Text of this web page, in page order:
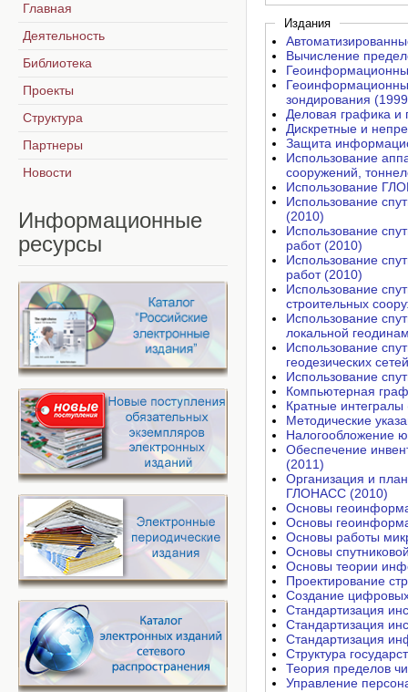
Издания
Вычисление
зондирования
Деловая графика и
Дискретные и
Защита
Использование
сооружений,
Использование
Использование
(2010)
Использование
работ (2010)
Использование
работ (2010)
Использование
строительных
Использование
локальной
Использование
геодезических
Использование
Компьютерная
Кратные интегралы
Методические
Налогообложение
Обеспечение
(2011)
Организация и
ГЛОНАСС (2010)
Основы
Основы
Основы работы
Основы
Основы теории
Проектирование
Создание
Стандартизация
Стандартизация
Стандартизация
Структура
Теория пределов
Управление
Главная
Деятельность
Библиотека
Проекты
Структура
Партнеры
Новости
Информационные
ресурсы